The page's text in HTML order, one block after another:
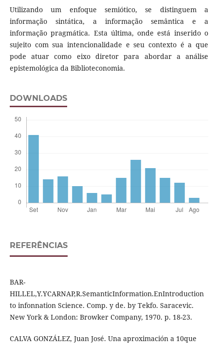
Utilizando um enfoque semiótico, se distinguem a
informação sintática, a informação semântica e a
informação pragmática. Esta última, onde está inserido o
sujeito com sua intencionalidade e seu contexto é a que
pode atuar como eixo diretor para abordar a análise
epistemológica da Biblioteconomia.
DOWNLOADS
REFERÊNCIAS
BAR-
HILLEL,Y.YCARNAP,R.SemanticInformation.EnIntroduction
to infonnation Science. Comp. y de. by Tekfo. Saracevic.
New York & London: Browker Company, 1970. p. 18-23.
CALVA GONZÁLEZ, Juan José. Una aproximación a 10que